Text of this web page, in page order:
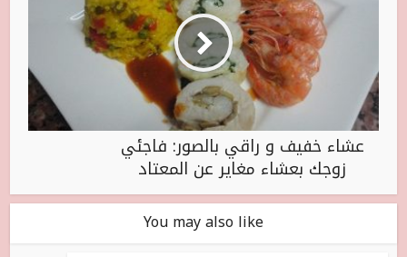
عشاء خفيف و راقي بالصور: فاجئي
زوجك بعشاء مغاير عن المعتاد
You may also like